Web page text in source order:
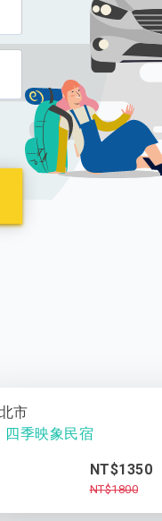
市
四季映象民宿
NT$1350
NT$1800